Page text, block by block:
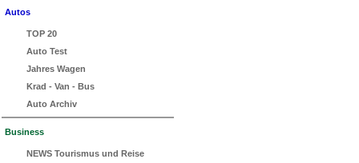
Autos
TOP 20
Auto Test
Jahres Wagen
Krad - Van - Bus
Auto Archiv
Business
NEWS Tourismus und Reise